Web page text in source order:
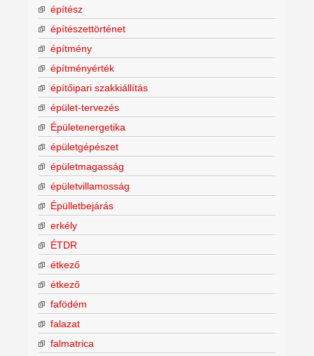
építész
építészettörténet
építmény
építményérték
építőipari szakkiállítás
épület-tervezés
Épületenergetika
épületgépészet
épületmagasság
épületvillamosság
Épülletbejárás
erkély
ÉTDR
étkező
étkező
fafödém
falazat
falmatrica